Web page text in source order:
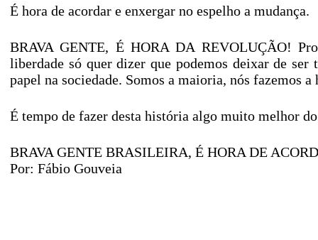
É hora de acordar e enxergar no espelho a mudança.
BRAVA GENTE, É HORA DA REVOLUÇÃO!
liberdade só quer dizer que podemos deixar de
papel na sociedade. Somos a maioria, nós fazemos
É tempo de fazer desta história algo muito melhor
BRAVA GENTE BRASILEIRA, É HORA DE
Por: Fábio Gouveia